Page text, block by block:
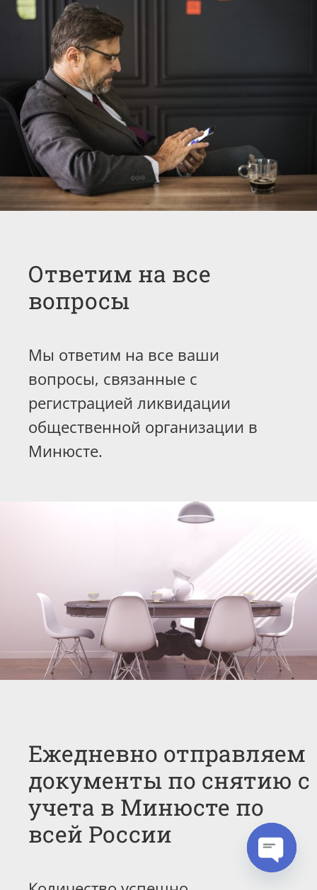
Ответим на все
вопросы
Мы ответим на все ваши
вопросы, связанные с
регистрацией ликвидации
общественной организации в
Минюсте.
Ежедневно отправляем
документы по снятию с
учета в Минюсте по
всей России